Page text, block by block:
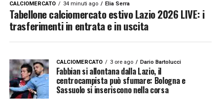
CALCIOMERCATO 34 minuti ago Elia Serra
Tabellone calciomercato estivo Lazio 2026 LIVE: i
trasferimenti in entrata e in uscita
CALCIOMERCATO 3 ore ago Dario Bartolucci
Fabbian si allontana dalla Lazio, il
centrocampista può sfumare: Bologna e
Sassuolo si inseriscono nella corsa